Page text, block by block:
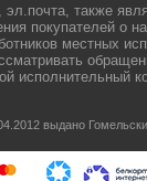
эл.почта, также
покупателей о
местных
исполнительный
выдано